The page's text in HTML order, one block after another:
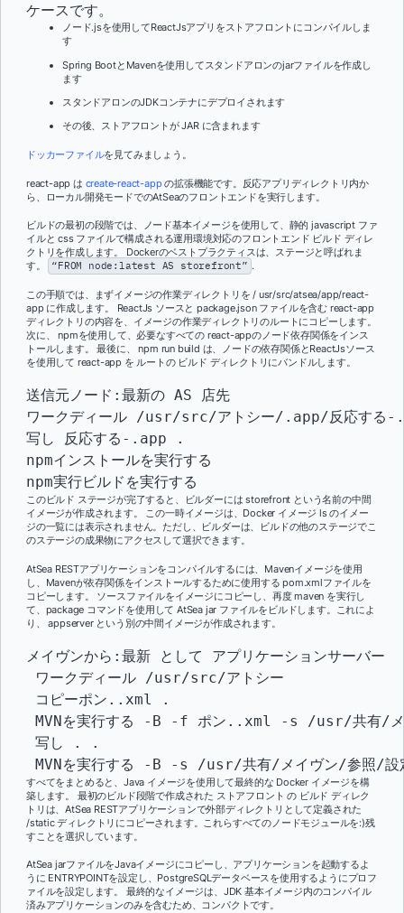
ケースです。
ノード.jsを使用してReactJsアプリをストアフロントにコンパイルしま
す
Spring BootとMavenを使用してスタンドアロンのjarファイルを作成し
ます
スタンドアロンのJDKコンテナにデプロイされます
その後、ストアフロントがJAR に含まれます
ドッカーファイルを見てみましょう。
react-app は create-react-app の拡張機能です。 反応アプリ ディレクトリ内か
ら、
ローカル開発モードでのAtSeaのフロントエンドを実行します。
ビルドの最初の段階では、ノード基本イメージを使用して、静的 javascript ファ
イルと css ファイルで構成される運用環境対応のフロントエンド ビルド ディレ
クトリを作成します。 Dockerのベストプラクティスは、ステージと呼ばれま
す。
“FROM node :latest AS storefront” .
この手順では、まずイメージの作業ディレクトリを / usr/src/atsea/app/react-
app に作成します。 ReactJs ソースと package.json ファイルを含む react-app
ディレクトリの内容を、イメージの作業ディレクトリのルートにコピーします。
次に、npmを使用して、必要なすべての react-appのノード依存関係をインス
トールします。 最後に、
npm run build は、ノードの依存関係とReactJsソース
を使用して react-app を ルートのビルド ディレクトリにバンドルします。
送信元ノード : 最新の AS
店先
ワークディール /usr/src/アトシー/ .app/反応する -
写し
反応する - .app
.
npmインストールを実行する
npm実行ビルドを実行する
このビルド ステージが完了すると、ビルダーにはstorefront という名前の中間
イメージが作成されます。 この一時イメージは、 Docker イメージ ls のイメー
ジの一覧には表示されません。ただし、ビルダーは、ビルドの他のステージでこ
のステージの成果物にアクセスして選択できます。
AtSea RESTアプリケーションをコンパイルするには、Mavenイメージを使用
し、Mavenが依存関係をインストールするために使用するpom.xmlファイルを
コピーします。 ソースファイルをイメージにコピーし、再度 maven を実行し
て、package コマンドを使用して AtSea jar ファイルをビルドします。これによ
り、appserverという別の中間イメージが作成されます。
メイヴンから : 最新 として
アプリケーションサーバー
ワークディール
/usr/src/アトシー
コピーポン . .xml
.
MVNを実行する
- B - f ポン . .xml - s /usr/共有/
写し
.
.
MVNを実行する
- B - s /usr/共有/ メイヴン/参照/設
すべてをまとめると、Java イメージを使用して最終的な Docker イメージを構
築します。 最初のビルド段階で作成された ストアフロント の ビルド ディレク
トリは、AtSea RESTアプリケーションで外部ディレクトリとして定義された
/static ディレクトリにコピーされます。これらすべてのノードモジュールを:)残
すことを選択しています。
AtSea jarファイルをJavaイメージにコピーし、アプリケーションを起動するよ
うに ENTRYPOINTを設定し、PostgreSQLデータベースを使用するようにプロフ
ァイルを設定します。 最終的なイメージは、JDK 基本イメージ内のコンパイル
済みアプリケーションのみを含むため、コンパクトです。